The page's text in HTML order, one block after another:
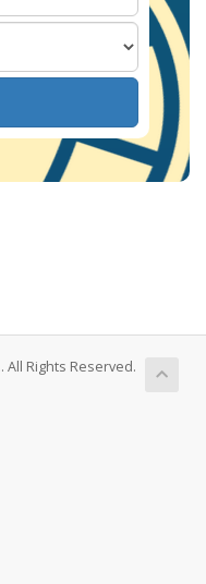
All Rights Reserved.